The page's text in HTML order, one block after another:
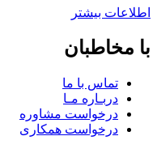
اطلاعات بیشتر
با مخاطبان
تماس با ما
دربـاره مـا
درخواست مشاوره
درخواست همکاری